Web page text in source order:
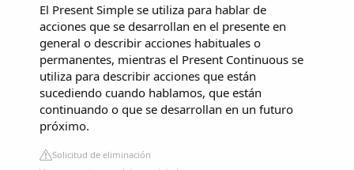
El Present Simple se utiliza para hablar de
acciones que se desarrollan en el presente en
general o describir acciones habituales o
permanentes, mientras el Present Continuous se
utiliza para describir acciones que están
sucediendo cuando hablamos, que están
continuando o que se desarrollan en un futuro
próximo.
Solicitud de eliminación